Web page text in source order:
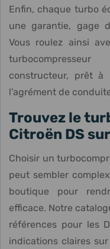
Enfin, chaque turbo
une garantie, gage
Vous roulez ainsi
constructeur, prêt
l’agrément de
Trouvez le
Citroën DS
Choisir un
peut sembler
boutique pour
efficace. Notre
références pour les
indications claires